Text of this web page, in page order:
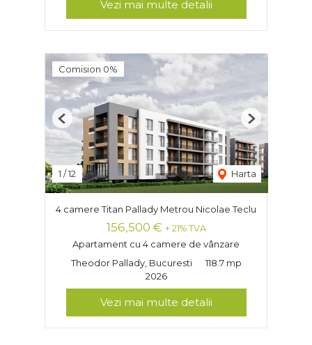
Vezi mai multe detalii
Comision 0%
1 /12 Harta
Previous Next
4 camere Titan Pallady Metrou Nicolae Teclu
156,500 € + 21% TVA
Apartament cu 4 camere de vânzare
Theodor Pallady, Bucuresti
118.7 mp
2026
Vezi mai multe detalii